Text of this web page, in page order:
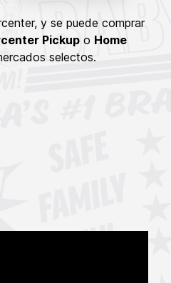
y se puede comprar
Pickupo Home
selectos.